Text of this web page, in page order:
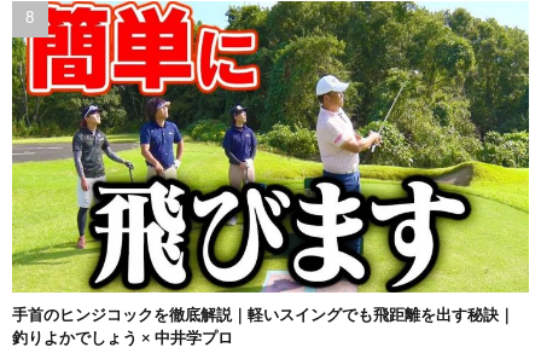
手首のヒンジコックを徹底解説｜軽いスイングでも飛距離を出す秘訣｜
釣りよかでしょう × 中井学プロ